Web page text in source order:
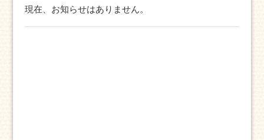
現在、お知らせはありません。